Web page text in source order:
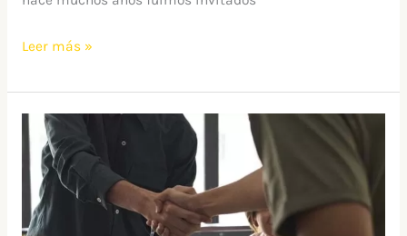
Leer más »
Contrate
técnicos
de
para